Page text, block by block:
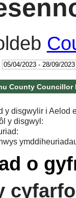
County Councillor
y disgwylir i Aelod
y disgwyl:
o